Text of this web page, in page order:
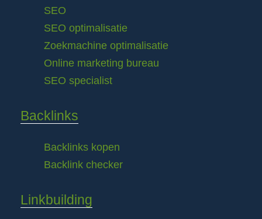
SEO
SEO optimalisatie
Zoekmachine optimalisatie
Online marketing bureau
SEO specialist
Backlinks
Backlinks kopen
Backlink checker
Linkbuilding